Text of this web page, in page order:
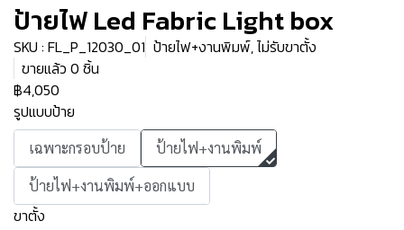
ป้ายไฟ Led Fabric Light box
SKU : FL_P_12030_01 ป้ายไฟ+งานพิมพ์, ไม่รับขาตั้ง
ขายแล้ว 0 ชิ้น
฿4,050
รูปแบบป้าย
เฉพาะกรอบป้าย
ป้ายไฟ+งานพิมพ์
ป้ายไฟ+งานพิมพ์+ออกแบบ
ขาตั้ง